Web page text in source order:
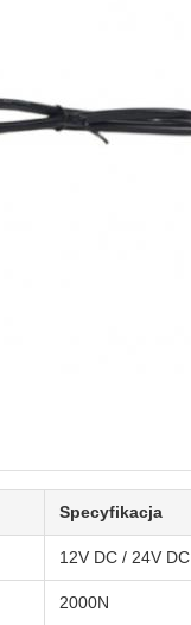
Specyfikacja
12V DC / 24V DC
2000N